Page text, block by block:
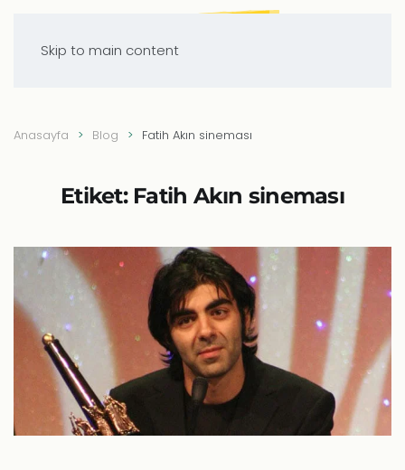
Skip to main content
Anasayfa Blog Fatih Akın sineması
Etiket: Fatih Akın sineması